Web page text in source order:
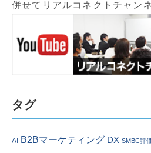
併せてリアルコネクトチャン
タグ
AI B2Bマーケティング DX SMBC評